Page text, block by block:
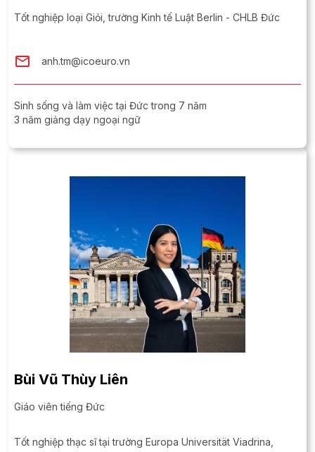
Tốt nghiệp loại Giỏi, trường Kinh tế Luật Berlin - CHLB Đức
anh.tm@icoeuro.vn
Sinh sống và làm việc tại Đức trong 7 năm
3 năm giảng dạy ngoại ngữ
Bùi Vũ Thùy Liên
Giáo viên tiếng Đức
Tốt nghiệp thạc sĩ tại trường Europa Universität Viadrina,